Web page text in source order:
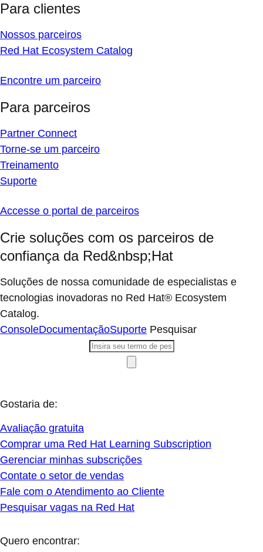
Para clientes
Nossos parceiros
Red Hat Ecosystem Catalog
Encontre um parceiro
Para parceiros
Partner Connect
Torne-se um parceiro
Treinamento
Suporte
Accesse o portal de parceiros
Crie soluções com os parceiros de
confiança da Red&nbsp;Hat
Soluções de nossa comunidade de especialistas e
tecnologias inovadoras no Red Hat® Ecosystem
Catalog.
ConsoleDocumentaçãoSuporte Pesquisar
Gostaria de:
Avaliação gratuita
Comprar uma Red Hat Learning Subscription
Gerenciar minhas subscrições
Contate o setor de vendas
Fale com o Atendimento ao Cliente
Pesquisar vagas na Red Hat
Quero encontrar: